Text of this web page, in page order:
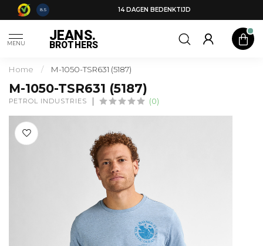
8.5 14 DAGEN BEDENKTIJD
MENU JEANS.
BROTHERS
Home / M-1050-TSR631 (5187)
M-1050-TSR631 (5187)
PETROL INDUSTRIES (0)